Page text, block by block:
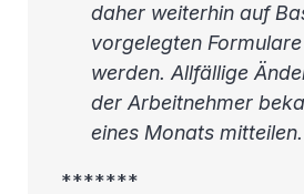
daher weiterhin auf
vorgelegten
werden. Allfällige
der Arbeitnehmer
eines Monats mitteilen.
*******